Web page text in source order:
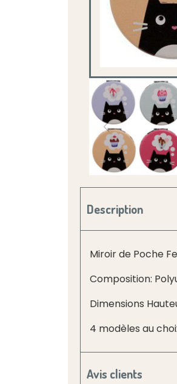
Description
Miroir de Poche
Composition:
Dimensions
4 modèles au
Avis clients